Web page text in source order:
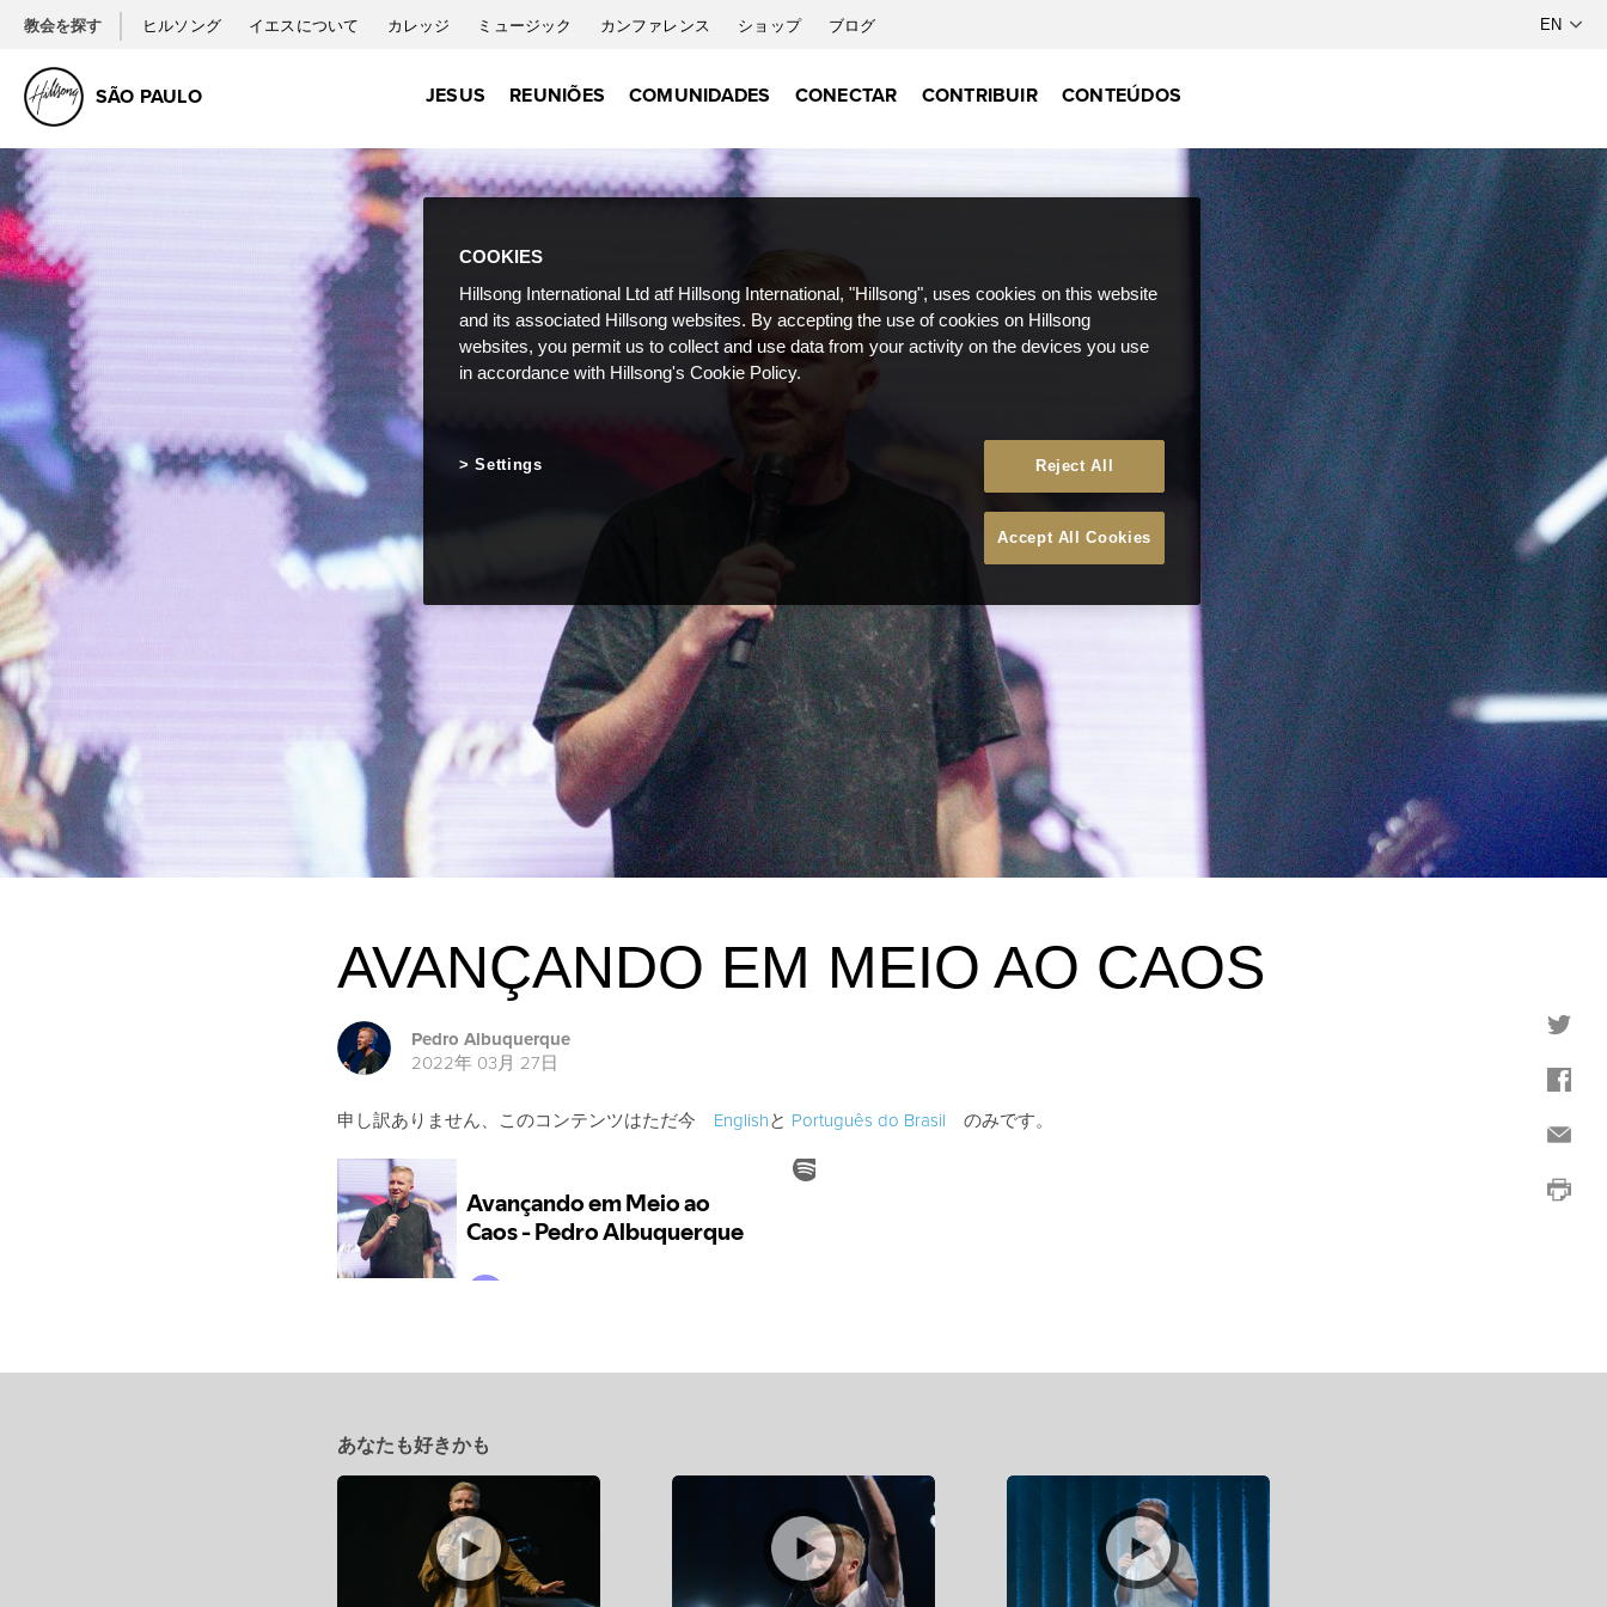
教会を探す ヒルソング イエスについて カレッジ ミュージック カンファレンス ショップ ブログ
SÃO PAULO JESUS REUNIÕES COMUNIDADES CONECTAR CONTRIBUIR CONTEÚDOS
AVANÇANDO EM MEIO AO CAOS
Pedro Albuquerque
2022年 03月 27日
申し訳ありません、このコンテンツはただ今 Englishと Português do Brasil のみです。
あなたも好きかも
COOKIES
Hillsong International Ltd atf Hillsong International, "Hillsong", uses cookies on this website
and its associated Hillsong websites. By accepting the use of cookies on Hillsong
websites, you permit us to collect and use data from your activity on the devices you use
in accordance with Hillsong's Cookie Policy.
Reject All
Accept All Cookies
Settings